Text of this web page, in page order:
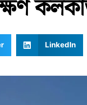
LinkedIn